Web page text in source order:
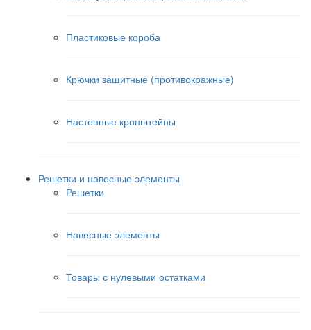
Пластиковые короба
Крючки защитные (противокражные)
Настенные кронштейны
Решетки и навесные элементы
Решетки
Навесные элементы
Товары с нулевыми остатками